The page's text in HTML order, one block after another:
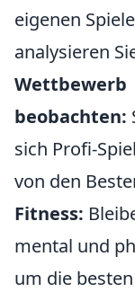
eigenen
analysieren
Wettbewerb
beobachten:
sich Profi-
von den
Fitness:
mental und
um die